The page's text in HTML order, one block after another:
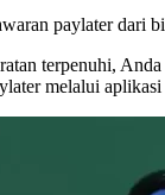
paylater dari
terpenuhi,
melalui